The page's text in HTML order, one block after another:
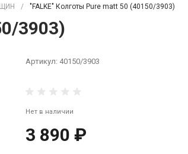
/ "FALKE" Колготы Pure matt 50 (40150/3903)
3903)
Артикул: 40150/3903
Нет в наличии
3 890 ₽